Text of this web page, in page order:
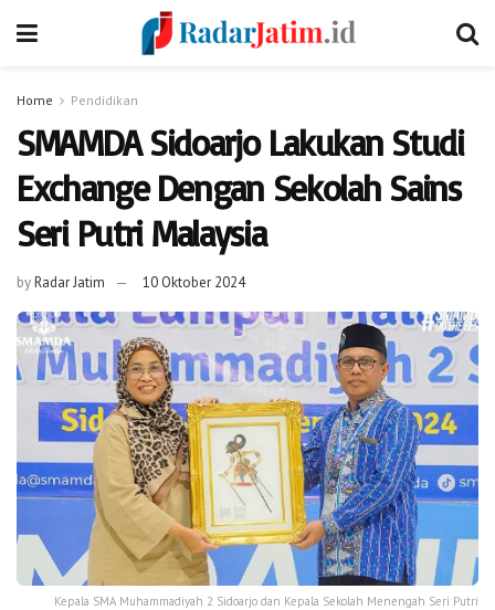
Home Pendidikan
SMAMDA Sidoarjo Lakukan Studi
Exchange Dengan Sekolah Sains
Seri Putri Malaysia
byRadar Jatim 10 Oktober 2024
Kepala SMA Muhammadiyah 2 Sidoarjo dan Kepala Sekolah Menengah Seri Putri